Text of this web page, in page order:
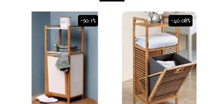
-40.08%
-50.1%